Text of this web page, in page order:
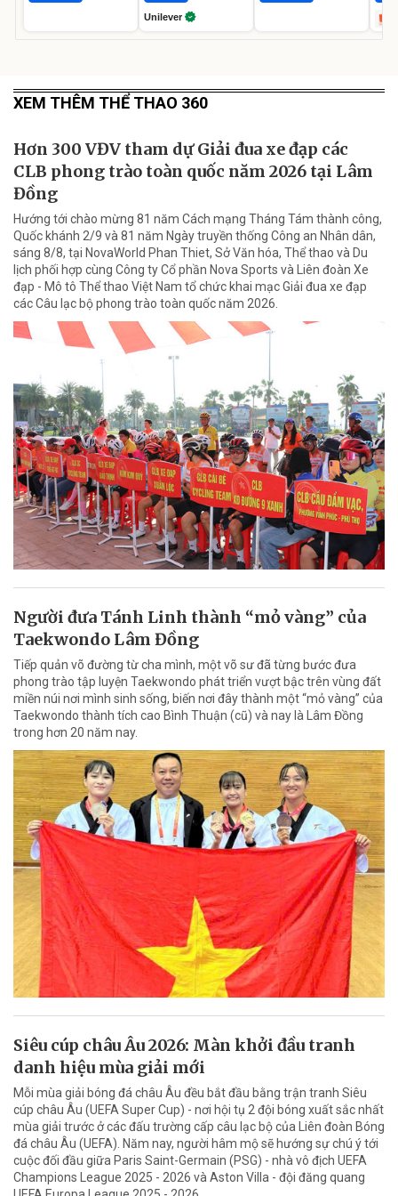
Unilever
XEM THÊM THỂ THAO 360
Hơn 300 VĐV tham dự Giải đua xe đạp các
CLB phong trào toàn quốc năm 2026 tại Lâm
Đồng
Hướng tới chào mừng 81 năm Cách mạng Tháng Tám thành công,
Quốc khánh 2/9 và 81 năm Ngày truyền thống Công an Nhân dân,
sáng 8/8, tại NovaWorld Phan Thiet, Sở Văn hóa, Thể thao và Du
lịch phối hợp cùng Công ty Cổ phần Nova Sports và Liên đoàn Xe
đạp - Mô tô Thể thao Việt Nam tổ chức khai mạc Giải đua xe đạp
các Câu lạc bộ phong trào toàn quốc năm 2026.
Người đưa Tánh Linh thành “mỏ vàng” của
Taekwondo Lâm Đồng
Tiếp quản võ đường từ cha mình, một võ sư đã từng bước đưa
phong trào tập luyện Taekwondo phát triển vượt bậc trên vùng đất
miền núi nơi mình sinh sống, biến nơi đây thành một “mỏ vàng” của
Taekwondo thành tích cao Bình Thuận (cũ) và nay là Lâm Đồng
trong hơn 20 năm nay.
Siêu cúp châu Âu 2026: Màn khởi đầu tranh
danh hiệu mùa giải mới
Mỗi mùa giải bóng đá châu Âu đều bắt đầu bằng trận tranh Siêu
cúp châu Âu (UEFA Super Cup) - nơi hội tụ 2 đội bóng xuất sắc nhất
mùa giải trước ở các đấu trường cấp câu lạc bộ của Liên đoàn Bóng
đá châu Âu (UEFA). Năm nay, người hâm mộ sẽ hướng sự chú ý tới
cuộc đối đầu giữa Paris Saint-Germain (PSG) - nhà vô địch UEFA
Champions League 2025 - 2026 và Aston Villa - đội đăng quang